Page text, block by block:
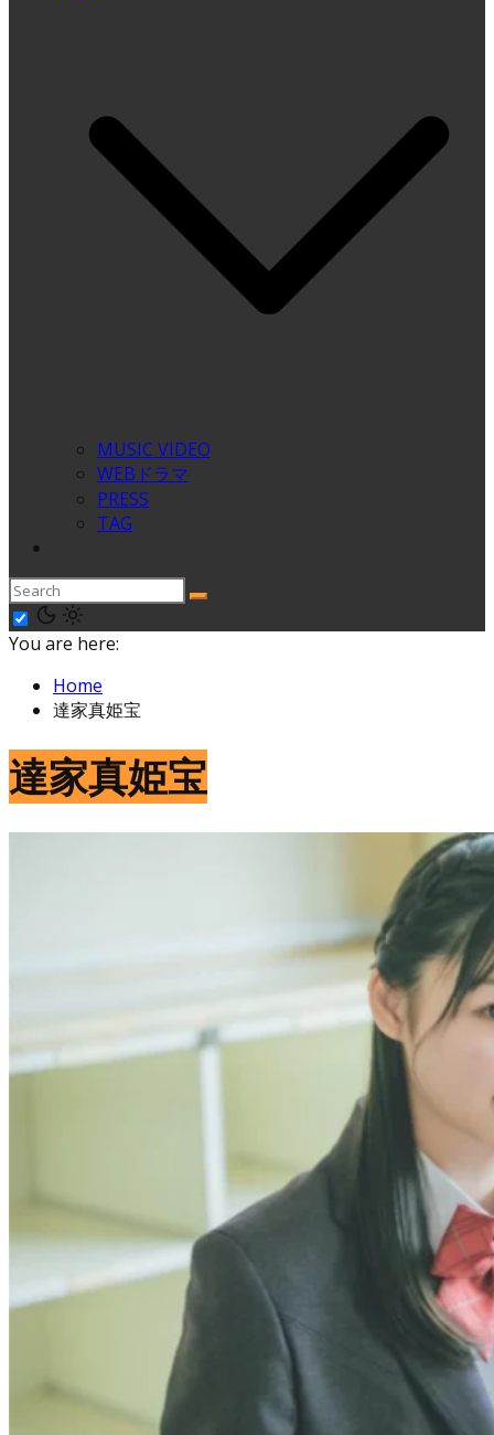
MUSIC VIDEO
WEBドラマ
PRESS
TAG
You are here:
Home
達家真姫宝
達家真姫宝